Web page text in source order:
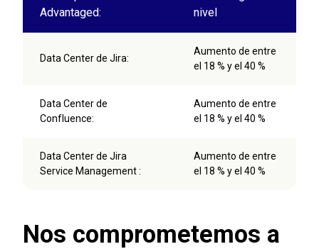
Advantaged:
nivel
Data Center de Jira:
Aumento de entre
el 18 % y el 40 %
Data Center de
Confluence:
Aumento de entre
el 18 % y el 40 %
Data Center de Jira
Service Management :
Aumento de entre
el 18 % y el 40 %
Nos comprometemos a